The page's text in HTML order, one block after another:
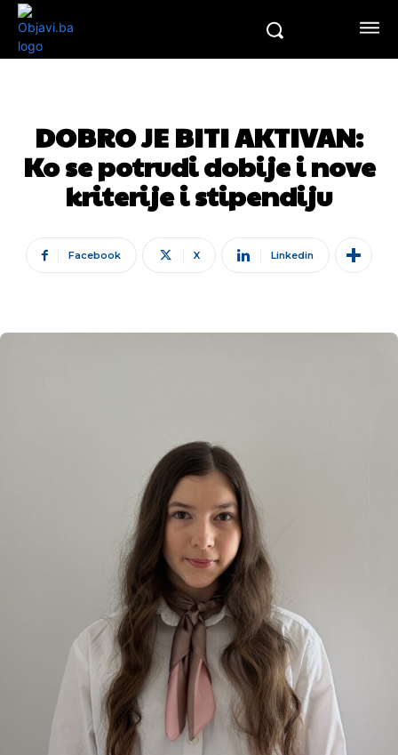
DOBRO JE BITI AKTIVAN:
Ko se potrudi dobije i nove
kriterije i stipendiju
Facebook X Linkedin